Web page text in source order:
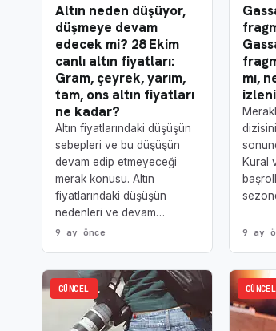
Altın neden düşüyor,
düşmeye devam
edecek mi? 28 Ekim
canlı altın fiyatları:
Gram, çeyrek, yarım,
tam, ons altın fiyatları
ne kadar?
Altın fiyatlarındaki düşüşün
sebepleri ve bu düşüşün
devam edip etmeyeceği
merak konusu. Altın
fiyatlarındaki düşüşün
nedenleri ve devam…
9 ay önce
mı,
Kural
9 ay
GÜNCEL GÜNCEL